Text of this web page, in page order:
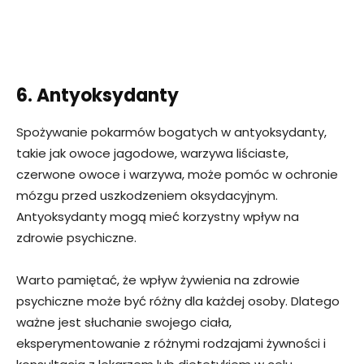
6. Antyoksydanty
Spożywanie pokarmów bogatych w antyoksydanty,
takie jak owoce jagodowe, warzywa liściaste,
czerwone owoce i warzywa, może pomóc w ochronie
mózgu przed uszkodzeniem oksydacyjnym.
Antyoksydanty mogą mieć korzystny wpływ na
zdrowie psychiczne.
Warto pamiętać, że wpływ żywienia na zdrowie
psychiczne może być różny dla każdej osoby. Dlatego
ważne jest słuchanie swojego ciała,
eksperymentowanie z różnymi rodzajami żywności i